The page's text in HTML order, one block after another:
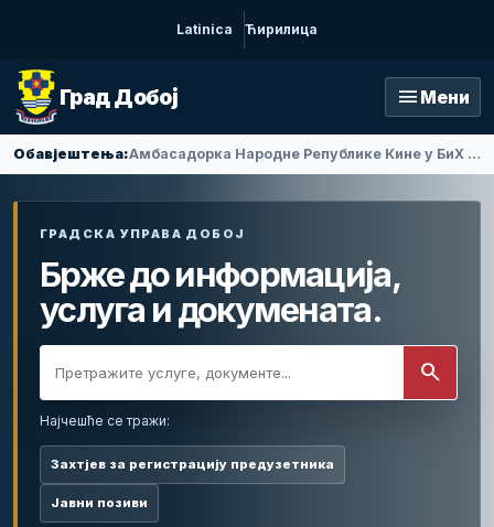
Latinica Ћирилица
Град Добој menu Мени
Обавјештења: Амбасадорка Народне Републике Кине у БиХ Ли Фан посјетила Добој
ГРАДСКА УПРАВА ДОБОЈ
Брже до информација,
услуга и докумената.
search
Најчешће се тражи:
Захтјев за регистрацију предузетника
Јавни позиви